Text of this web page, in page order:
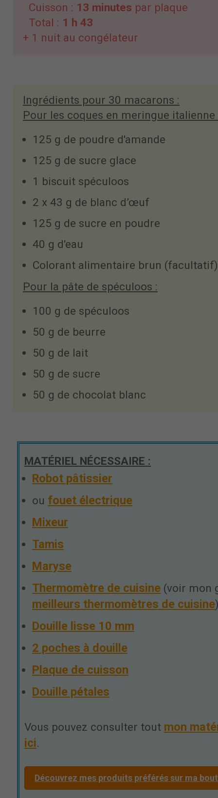
Cuisson : 13 minutes par plaque
Total : 1 h 43
+ 1 nuit au congélateur
Ingrédients pour 30 macarons :
Pour les coques en meringue italienne
125 g de poudre d'amande
125 g de sucre glace
1 biscuit spéculoos
2 x 43 g de blanc d’œuf
125 g de sucre en poudre
40 g d'eau
Colorant alimentaire brun (facultatif)
Pour la pâte de spéculoos :
100 g de spéculoos
50 g de beurre
50 g de lait
50 g de sucre
50 g de chocolat blanc
MATÉRIEL NÉCESSAIRE :
Robot pâtissier
ou fouet électrique
Mixeur
Tamis
Maryse
Thermomètre de cuisine (voir mon
meilleurs thermomètres de cuisine
Douille lisse 10 mm
2 poches à douille
Plaque de cuisson
Douille pétales
Vous pouvez consulter tout mon
ici.
Découvrez mes produits préférés sur ma